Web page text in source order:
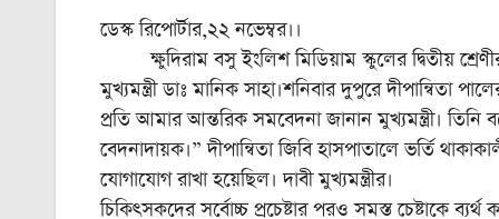
ডেস্ক রিপোর্টার,২২ নভেম্বর।।
ক্ষুদিরাম বসু ইংলিশ মিডিয়াম স্কুলের দ্বিতীয়
মুখ্যমন্ত্রী ডাঃ মানিক সাহা।শনিবার দুপুরে দীপান্বিতা
প্রতি আমার আন্তরিক সমবেদনা জানান মুখ্যমন্ত্রী।
বেদনাদায়ক।” দীপান্বিতা জিবি হাসপাতালে ভর্তি
যোগাযোগ রাখা হয়েছিল। দাবী মুখ্যমন্ত্রীর।
চিকিৎসকদের সর্বোচ্চ প্রচেষ্টার পরও সমস্ত চেষ্টাকে